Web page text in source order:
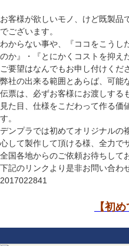
お客様が欲しいモノ、けど既製品
でございます。
わからない事や、『ココをこうし
のか』・『とにかくコストを抑え
ご要望はなんでもお申し付けくだ
弊社の出来る範囲とあらば、可能
伝票は、必ずお客様にお渡しする
見た目、仕様をこだわって作る価
す。
デンプラでは初めてオリジナルの
心して製作して頂ける様、全力で
全国各地からのご依頼お待ちして
下記のリンクより是非お問い合わ
2017022841
【初